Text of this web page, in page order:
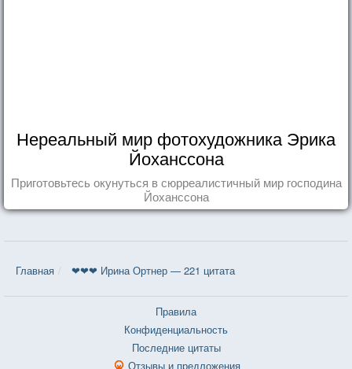
Нереальный мир фотохудожника Эрика
Йоханссона
Приготовьтесь окунуться в сюрреалистичный мир господина
Йоханссона
Главная ❤❤❤ Ирина Ортнер — 221 цитата
Правила
Конфиденциальность
Последние цитаты
Отзывы и предложения